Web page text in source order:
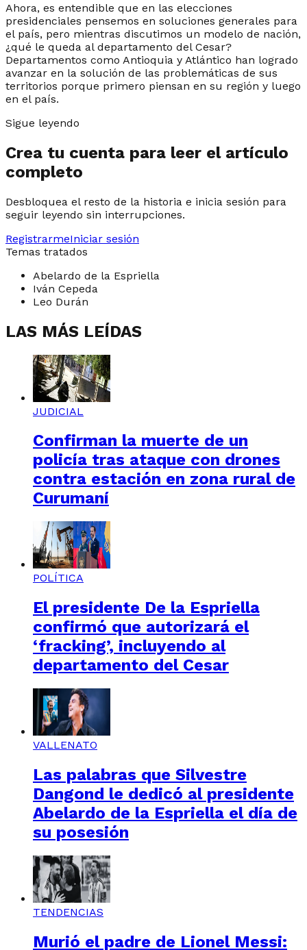
Ahora, es entendible que en las elecciones
presidenciales pensemos en soluciones generales para
el país, pero mientras discutimos un modelo de nación,
¿qué le queda al departamento del Cesar?
Departamentos como Antioquia y Atlántico han logrado
avanzar en la solución de las problemáticas de sus
territorios porque primero piensan en su región y luego
en el país.
Sigue leyendo
Crea tu cuenta para leer el artículo
completo
Desbloquea el resto de la historia e inicia sesión para
seguir leyendo sin interrupciones.
RegistrarmeIniciar sesión
Temas tratados
Abelardo de la Espriella
Iván Cepeda
Leo Durán
LAS MÁS LEÍDAS
JUDICIAL
Confirman la muerte de un
policía tras ataque con drones
contra estación en zona rural de
Curumaní
POLÍTICA
El presidente De la Espriella
confirmó que autorizará el
‘fracking’, incluyendo al
departamento del Cesar
VALLENATO
Las palabras que Silvestre
Dangond le dedicó al presidente
Abelardo de la Espriella el día de
su posesión
TENDENCIAS
Murió el padre de Lionel Messi: